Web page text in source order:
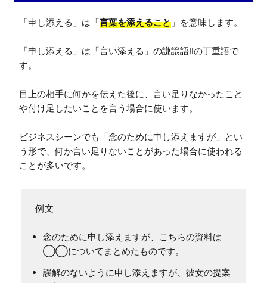
「申し添える」は「言葉を添えること 」を意味します。
「申し添える」は「言い添える」の謙譲語IIの丁重語で
す。
目上の相手に何かを伝えた後に、言い足りなかったこと
や付け足したいことを言う場合に使います。
ビジネスシーンでも「念のために申し添えますが」とい
う形で、何か言い足りないことがあった場合に使われる
ことが多いです。
念のために申し添えますが、こちらの資料は
◯◯についてまとめたものです。
誤解のないように申し添えますが、彼女の提案